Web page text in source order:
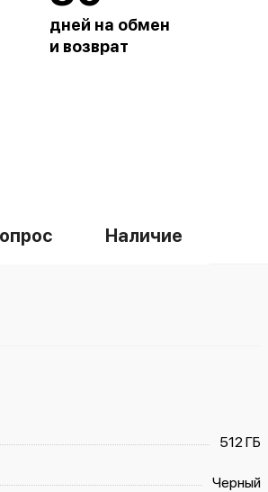
дней на обмен
и возврат
Наличие
512 ГБ
Черный